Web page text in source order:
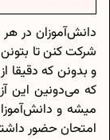
دانش‌آموزان در
شرکت کنن تا
و بدونن که دقیقا
که می‌دونین این
میشه و
امتحان حضور